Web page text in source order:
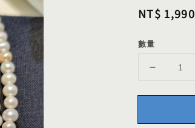
Regular
NT$ 1,990
數量